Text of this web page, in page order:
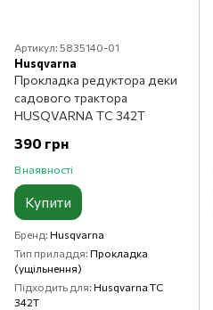
Артикул: 5835140-01
Husqvarna
Прокладка редуктора деки
садового трактора
HUSQVARNA TC 342T
390 грн
В наявності
Купити
Бренд Husqvarna
Тип приладдя Прокладка
(ущільнення)
Підходить для Husqvarna TC
342T